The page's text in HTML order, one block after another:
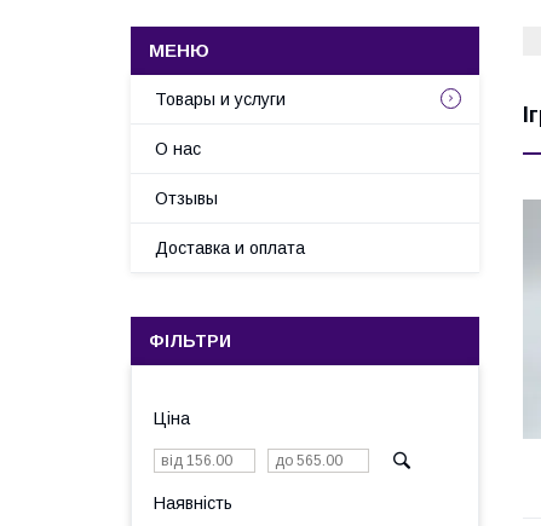
Товары и услуги
О нас
Отзывы
Доставка и оплата
ФІЛЬТРИ
Ціна
Наявність